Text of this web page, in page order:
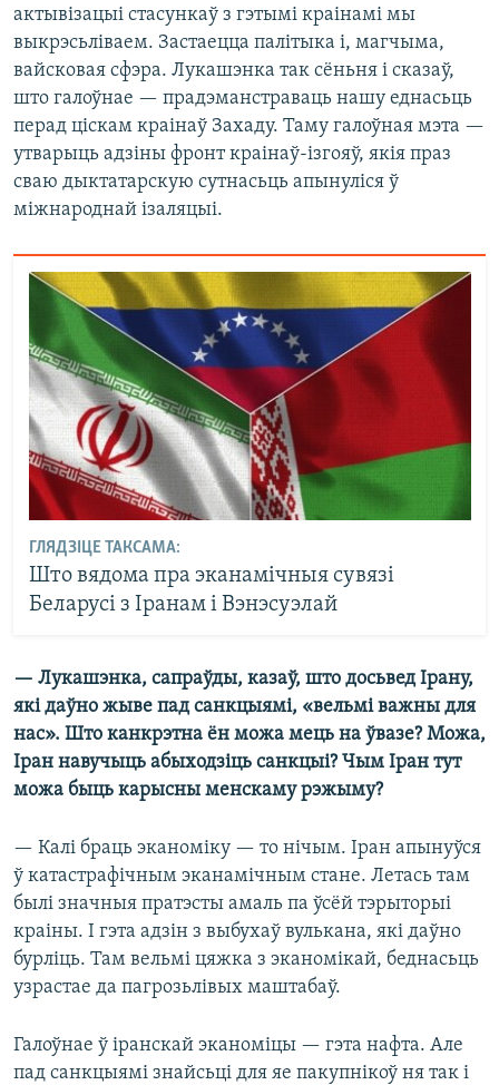
актывізацыі стасункаў з гэтымі краінамі мы
выкрэсьліваем. Застаецца палітыка і, магчыма,
вайсковая сфэра. Лукашэнка так сёньня і сказаў,
што галоўнае — прадэманстраваць нашу еднасьць
перад ціскам краінаў Захаду. Таму галоўная мэта —
утварыць адзіны фронт краінаў-ізгояў, якія праз
сваю дыктатарскую сутнасьць апынуліся ў
міжнароднай ізаляцыі.
ГЛЯДЗІЦЕ ТАКСАМА:
Што вядома пра эканамічныя сувязі
Беларусі з Іранам і Вэнэсуэлай
— Лукашэнка, сапраўды, казаў, што досьвед Ірану,
які даўно жыве пад санкцыямі, «вельмі важны для
нас». Што канкрэтна ён можа мець на ўвазе? Можа,
Іран навучыць абыходзіць санкцыі? Чым Іран тут
можа быць карысны менскаму рэжыму?
— Калі браць эканоміку — то нічым. Іран апынуўся
ў катастрафічным эканамічным стане. Летась там
былі значныя пратэсты амаль па ўсёй тэрыторыі
краіны. І гэта адзін з выбухаў вулькана, які даўно
бурліць. Там вельмі цяжка з эканомікай, беднасьць
узрастае да пагрозьлівых маштабаў.
Галоўнае ў іранскай эканоміцы — гэта нафта. Але
пад санкцыямі знайсьці для яе пакупнікоў ня так і